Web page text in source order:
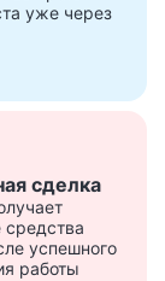
уже через
сделка
успешного
работы